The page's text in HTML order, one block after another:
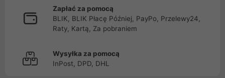
Zapłać za pomocą
BLIK, BLIK Płacę Później, PayPo, Przelewy24,
Raty, Kartą, Za pobraniem
Wysyłka za pomocą
InPost, DPD, DHL